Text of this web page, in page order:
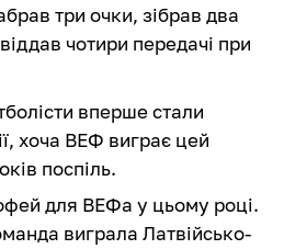
три очки, зібрав два
чотири передачі при
вперше стали
хоча ВЕФ виграє цей
поспіль.
для ВЕФа у цьому році.
виграла Латвійсько-